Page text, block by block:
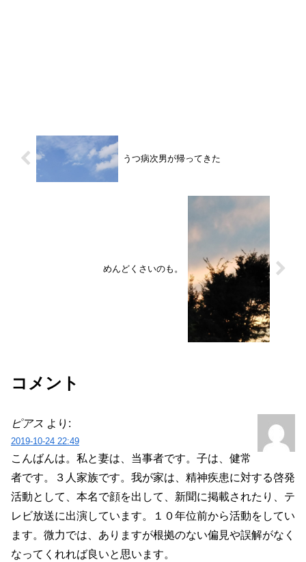
うつ病次男が帰ってきた
めんどくさいのも。
コメント
ピアス より:
2019-10-24 22:49
こんばんは。私と妻は、当事者です。子は、健常
者です。３人家族です。我が家は、精神疾患に対する啓発
活動として、本名で顔を出して、新聞に掲載されたり、テ
レビ放送に出演しています。１０年位前から活動をしてい
ます。微力では、ありますが根拠のない偏見や誤解がなく
なってくれれば良いと思います。